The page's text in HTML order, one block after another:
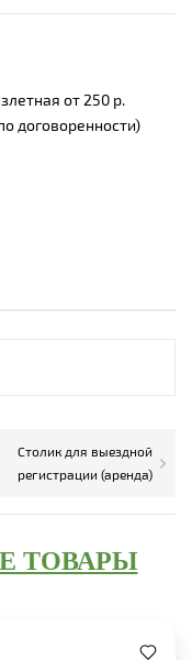
от 250 р.
договоренности)
Столик для выездной
регистрации (аренда)
ТОВАРЫ